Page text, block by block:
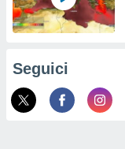
Seguici